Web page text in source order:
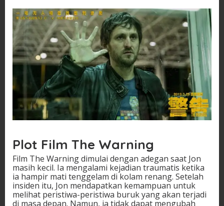
Plot Film The Warning
Film The Warning dimulai dengan adegan saat Jon
masih kecil. Ia mengalami kejadian traumatis ketika
ia hampir mati tenggelam di kolam renang. Setelah
insiden itu, Jon mendapatkan kemampuan untuk
melihat peristiwa-peristiwa buruk yang akan terjadi
di masa depan. Namun, ia tidak dapat mengubah